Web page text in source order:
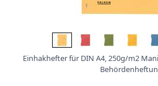
Einhakhefter für DIN A4, 250g/m2